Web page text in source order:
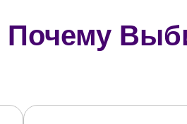
Почему